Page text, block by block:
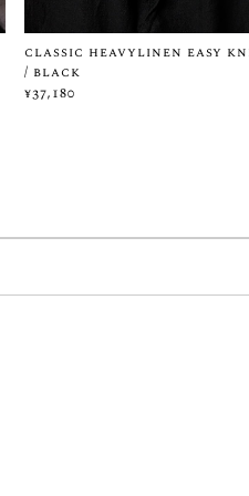
classic heavylinen easy
/ black
¥37,180